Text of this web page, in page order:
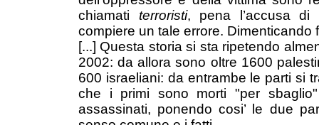
chiamati terroristi, pena l’accusa di
compiere un tale errore.
[...] Questa storia si sta ripetendo
2002: da allora sono oltre 1600
600 israeliani: da entrambe le parti si
che i primi sono morti "per
assassinati, ponendo cosi’ le due